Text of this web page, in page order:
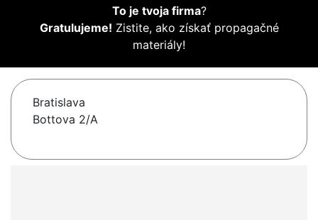
To je tvoja firma?
Gratulujeme! Zistite, ako získať propagačné
materiály!
Bratislava
Bottova 2/A